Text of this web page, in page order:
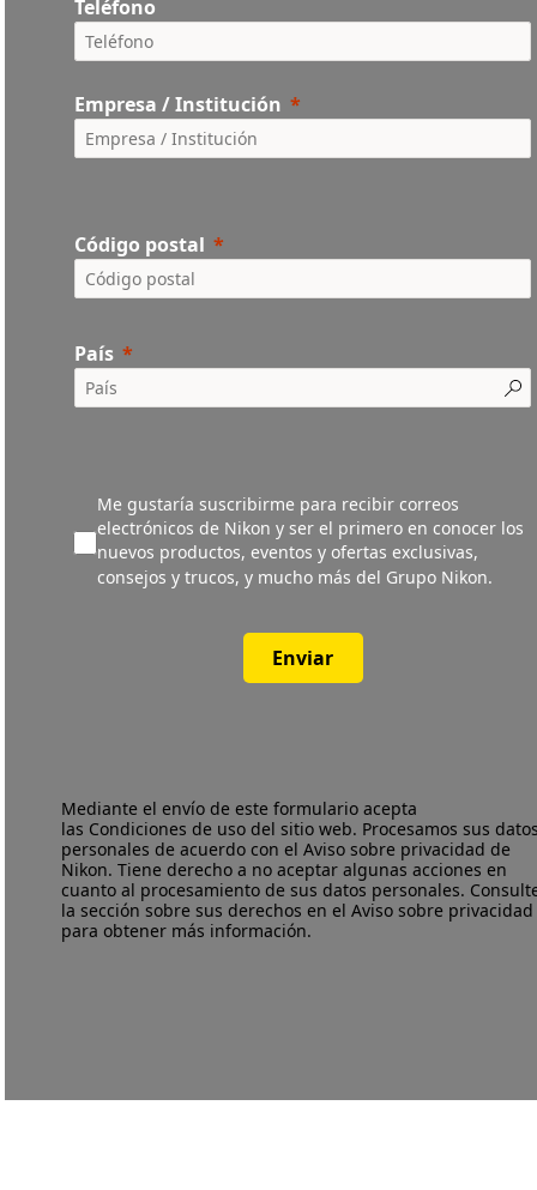
Teléfono
Empresa / Institución
Código postal
País
Me gustaría suscribirme para recibir correos
electrónicos de Nikon y ser el primero en conocer los
nuevos productos, eventos y ofertas exclusivas,
consejos y trucos, y mucho más del Grupo Nikon.
Enviar
Mediante el envío de este formulario acepta
las Condiciones de uso del sitio web. Procesamos sus
personales de acuerdo con elAviso sobre privacidad de
Nikon. Tiene derecho a no aceptar algunas acciones en
cuanto al procesamiento de sus datos personales.
la sección sobre sus derechos en el Aviso sobre privacidad
para obtener más información.